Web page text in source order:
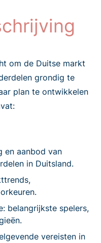
om de Duitse markt
grondig te
plan te ontwikkelen
en aanbod van
in Duitsland.
belangrijkste spelers,
vereisten in